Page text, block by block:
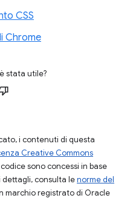
CSS
Chrome
stata utile?
i contenuti di questa
Creative Commons
sono concessi in base
dettagli, consulta lenorme del
marchio registrato di Oracle